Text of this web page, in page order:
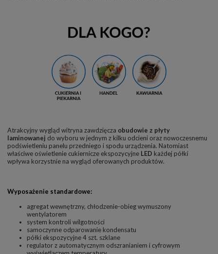
Atrakcyjny wygląd witryna zawdzięcza obudowie z płyty
laminowanej do wyboru w jednym z kilku odcieni oraz nowoczesnemu
podświetleniu panelu przedniego i spodu urządzenia. Natomiast
właściwe oświetlenie cukiernicze ekspozycyjne LED każdej półki
wpływa korzystnie na wygląd oferowanych produktów.
Wyposażenie standardowe:
agregat wewnętrzny, chłodzenie-obieg wymuszony
wentylatorem
system kontroli wilgotności
samoczynne odparowanie kondensatu
półki ekspozycyjne 4 szt. szklane
regulator z automatycznym odszranianiem i cyfrowym